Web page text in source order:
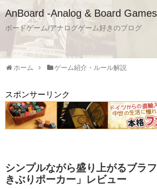
AnBoard -Analog & Board
ボードゲーム/アナログゲーム好きのブログ
ホーム ゲーム紹介・ルール解説
スポンサーリンク
シンプルながら盛り上がるブラ
きぶりポーカー」レビュー